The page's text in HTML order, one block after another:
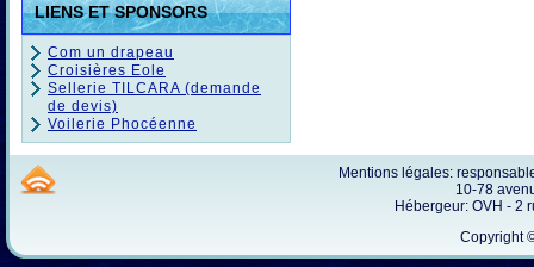
LIENS ET SPONSORS
Com un drapeau
Croisières Eole
Sellerie TILCARA (demande
de devis)
Voilerie Phocéenne
Mentions légales:
10-78
Hébergeur: OVH - 2
Copyright